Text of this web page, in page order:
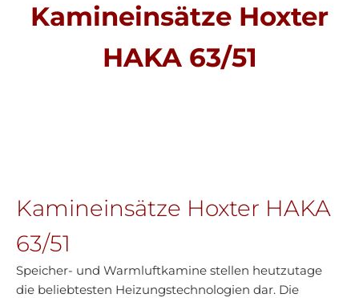
Kamineinsätze Hoxter
HAKA 63/51
Kamineinsätze Hoxter HAKA
63/51
Speicher- und Warmluftkamine stellen heutzutage
die beliebtesten Heizungstechnologien dar. Die